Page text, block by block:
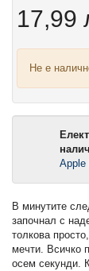
17,99
Не е
Apple
В минутите
започнал с
толкова
мечти. Всичко
осем секунди.